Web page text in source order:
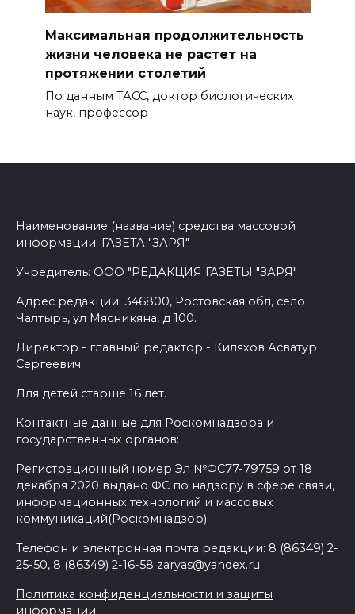
Максимальная продолжительность
жизни человека не растет на
протяжении столетий
По данным ТАСС, доктор биологических
наук, профессор
Наименование (название) средства массовой
информации: ГАЗЕТА "ЗАРЯ"
Учредитель: ООО "РЕДАКЦИЯ ГАЗЕТЫ "ЗАРЯ"
Адрес редакции: 346800, Ростовская обл, село
Чалтырь, ул Мясникяна, д 100.
Директор - главный редактор - Киляхов Асватур
Сергеевич.
Для детей старше 16 лет.
Контактные данные для Роскомнадзора и
государственных органов:
Регистрационный номер Эл №ФС77-79759 от 18
декабря 2020 выдано ФС по надзору в сфере связи,
информационных технологий и массовых
коммуникаций(Роскомнадзор)
Телефон и электронная почта редакции: 8 (86349) 2-
25-50, 8 (86349) 2-16-58 zaryas@yandex.ru
Политика конфиденциальности и защиты
информации